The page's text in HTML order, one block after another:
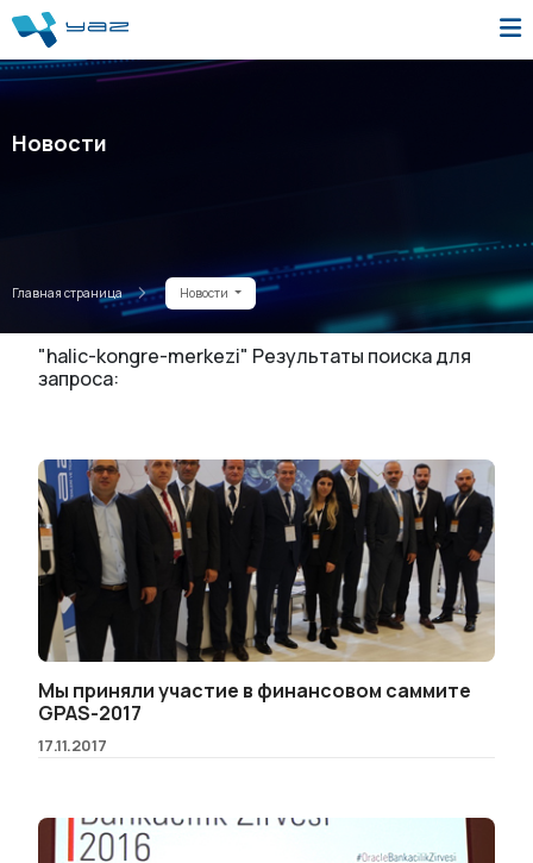
Новости
Главная страница Новости
"halic-kongre-merkezi" Результаты поиска для
запроса:
Мы приняли участие в финансовом саммите
GPAS-2017
17.11.2017